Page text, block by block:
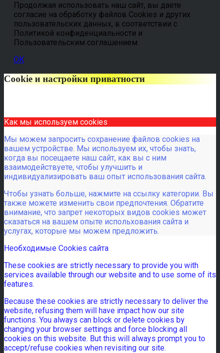
Продолжая использовать наш сайт, вы даете
согласие на обработку файлов Cookies и других
пользовательских данных, в соответствии с
Политикой конфиденциальности и
Пользовательским соглашением
OK
Cookie и настройки приватности
Как мы используем cookies
Мы можем запросить сохранение файлов cookies на
вашем устройстве. Мы используем их, чтобы знать,
когда вы посещаете наш сайт, как вы с ним
взаимодействуете, чтобы улучшить и
индивидуализировать ваш опыт использования сайта.
Чтобы узнать больше, нажмите на ссылку категории. Вы
также можете изменить свои предпочтения. Обратите
внимание, что запрет некоторых видов cookies может
сказаться на вашем опыте испольхования сайта и
услугах, которые мы можем предложить.
Необходимые Cookies сайта
These cookies are strictly necessary to provide you with
services available through our website and to use some of its
features.
Because these cookies are strictly necessary to deliver the
website, refusing them will have impact how our site
functions. You always can block or delete cookies by
changing your browser settings and force blocking all
cookies on this website. But this will always prompt you to
accept/refuse cookies when revisiting our site.